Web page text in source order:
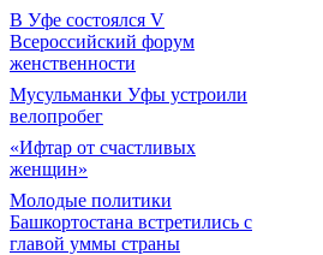
В Уфе состоялся V
Всероссийский форум
женственности
Мусульманки Уфы устроили
велопробег
«Ифтар от счастливых
женщин»
Молодые политики
Башкортостана встретились с
главой уммы страны